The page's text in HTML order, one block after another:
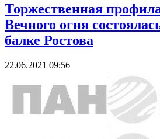
Торжественная
Вечного огня
балке Ростова
22.06.2021 09:56